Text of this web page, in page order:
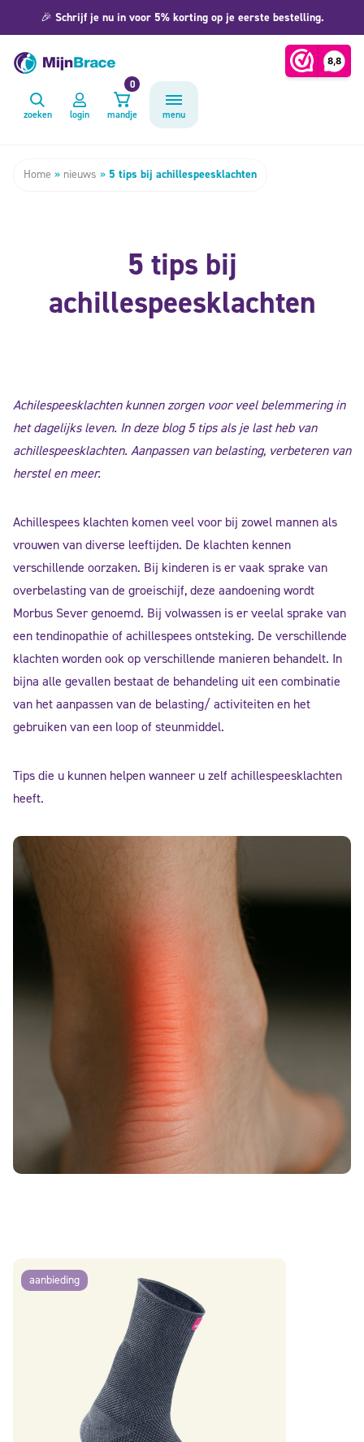
🎉 Schrijf je nu in voor 5% korting op je eerste bestelling.
zoeken login mandje
0
menu
Home » nieuws » 5 tips bij achillespeesklachten
5 tips bij
achillespeesklachten
Achilespeesklachten kunnen zorgen voor veel belemmering in
het dagelijks leven. In deze blog 5 tips als je last heb van
achillespeesklachten.Aanpassen van belasting, verbeteren van
herstel en meer.
Achillespees klachten komen veel voor bij zowel mannen als
vrouwen van diverse leeftijden. De klachten kennen
verschillende oorzaken. Bij kinderen is er vaak sprake van
overbelasting van de groeischijf, deze aandoening wordt
Morbus Sever genoemd. Bij volwassen is er veelal sprake van
een tendinopathie of achillespees ontsteking. De verschillende
klachten worden ook op verschillende manieren behandelt. In
bijna alle gevallen bestaat de behandeling uit een combinatie
van het aanpassen van de belasting/ activiteiten en het
gebruiken van een loop of steunmiddel.
Tips die u kunnen helpen wanneer u zelf achillespeesklachten
heeft.
aanbieding